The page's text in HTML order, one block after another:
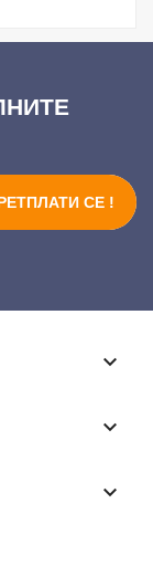
СЕ !
keyboard_arrow_down
keyboard_arrow_down
keyboard_arrow_down